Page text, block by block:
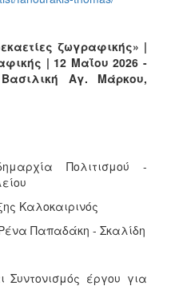
ζωγραφικής» |
| 12 Μαΐου 2026 -
Αγ. Μάρκου,
Πολιτισμού -
Καλοκαιρινός
Παπαδάκη - Σκαλίδη
έργου για